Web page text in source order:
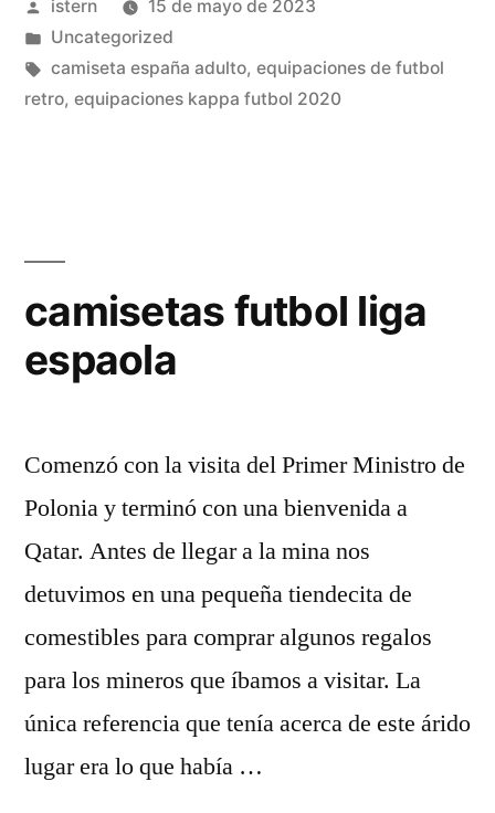
Publicado
por
istern
15 de mayo de 2023
Publicado
en
Uncategorized
Etiquetas:
camiseta españa adulto, equipaciones de futbol
retro, equipaciones kappa futbol 2020
camisetas futbol liga
espaola
Comenzó con la visita del Primer Ministro de
Polonia y terminó con una bienvenida a
Qatar. Antes de llegar a la mina nos
detuvimos en una pequeña tiendecita de
comestibles para comprar algunos regalos
para los mineros que íbamos a visitar. La
única referencia que tenía acerca de este árido
lugar era lo que había …